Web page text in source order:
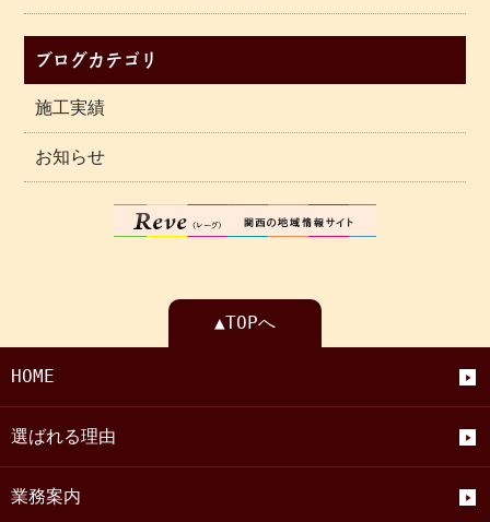
ブログカテゴリ
施工実績
お知らせ
▲TOPへ
HOME
選ばれる理由
業務案内